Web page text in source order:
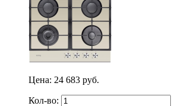
Цена: 24 683 руб.
Кол-во: